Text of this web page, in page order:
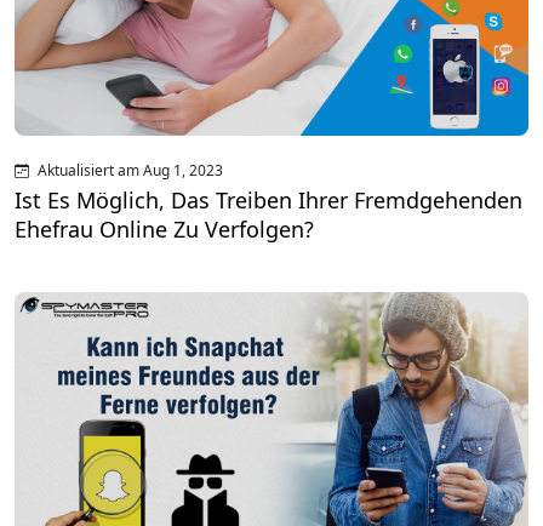
Aktualisiert am Aug 1, 2023
Ist Es Möglich, Das Treiben Ihrer Fremdgehenden
Ehefrau Online Zu Verfolgen?